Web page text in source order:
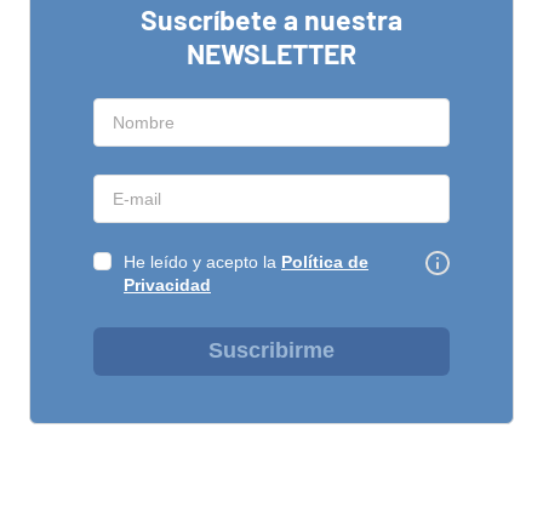
Suscríbete a nuestra
NEWSLETTER
He leído y acepto la Política de
Privacidad
Suscribirme